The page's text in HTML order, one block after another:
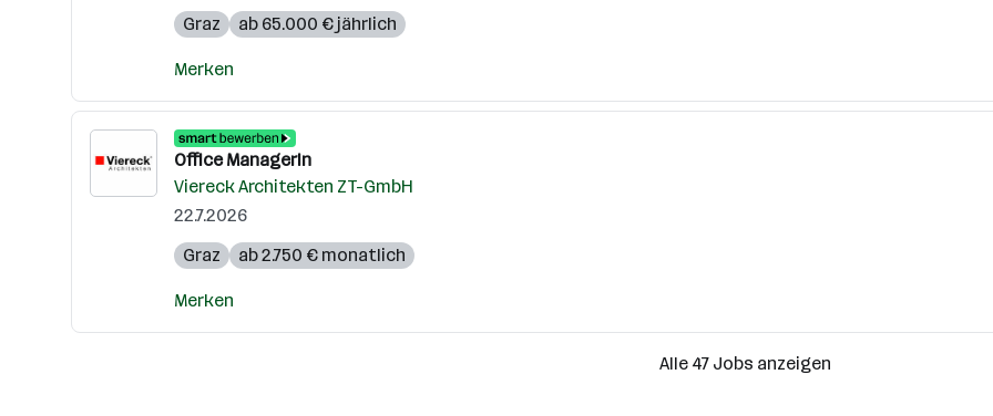
Graz
ab 65.000 € jährlich
Merken
Office ManagerIn
Viereck Architekten ZT-GmbH
22.7.2026
Graz
ab 2.750 € monatlich
Merken
Alle 47 Jobs anzeigen